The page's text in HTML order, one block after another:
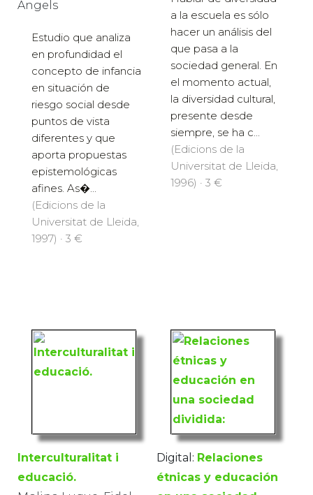
Àngels
Estudio que analiza
en profundidad el
concepto de infancia
en situación de
riesgo social desde
puntos de vista
diferentes y que
aporta propuestas
epistemológicas
afines. As�...
(Edicions de la
Universitat de Lleida,
1997) · 3 €
a la escuela es sólo
hacer un análisis del
que pasa a la
sociedad general. En
el momento actual,
la diversidad cultural,
presente desde
siempre, se ha c...
(Edicions de la
Universitat de Lleida,
1996) · 3 €
Interculturalitat i
educació.
Digital: Relaciones
étnicas y educación